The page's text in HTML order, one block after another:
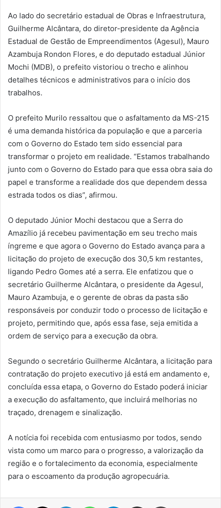
Ao lado do secretário estadual de Obras e Infraestrutura,
Guilherme Alcântara, do diretor-presidente da Agência
Estadual de Gestão de Empreendimentos (Agesul), Mauro
Azambuja Rondon Flores, e do deputado estadual Júnior
Mochi (MDB), o prefeito vistoriou o trecho e alinhou
detalhes técnicos e administrativos para o início dos
trabalhos.
O prefeito Murilo ressaltou que o asfaltamento da MS-215
é uma demanda histórica da população e que a parceria
com o Governo do Estado tem sido essencial para
transformar o projeto em realidade. “Estamos trabalhando
junto com o Governo do Estado para que essa obra saia do
papel e transforme a realidade dos que dependem dessa
estrada todos os dias”, afirmou.
O deputado Júnior Mochi destacou que a Serra do
Amazílio já recebeu pavimentação em seu trecho mais
íngreme e que agora o Governo do Estado avança para a
licitação do projeto de execução dos 30,5 km restantes,
ligando Pedro Gomes até a serra. Ele enfatizou que o
secretário Guilherme Alcântara, o presidente da Agesul,
Mauro Azambuja, e o gerente de obras da pasta são
responsáveis por conduzir todo o processo de licitação e
projeto, permitindo que, após essa fase, seja emitida a
ordem de serviço para a execução da obra.
Segundo o secretário Guilherme Alcântara, a licitação para
contratação do projeto executivo já está em andamento e,
concluída essa etapa, o Governo do Estado poderá iniciar
a execução do asfaltamento, que incluirá melhorias no
traçado, drenagem e sinalização.
A notícia foi recebida com entusiasmo por todos, sendo
vista como um marco para o progresso, a valorização da
região e o fortalecimento da economia, especialmente
para o escoamento da produção agropecuária.
Facebook Linkedin WhatsAppTelegram Compartilhar via e-mail